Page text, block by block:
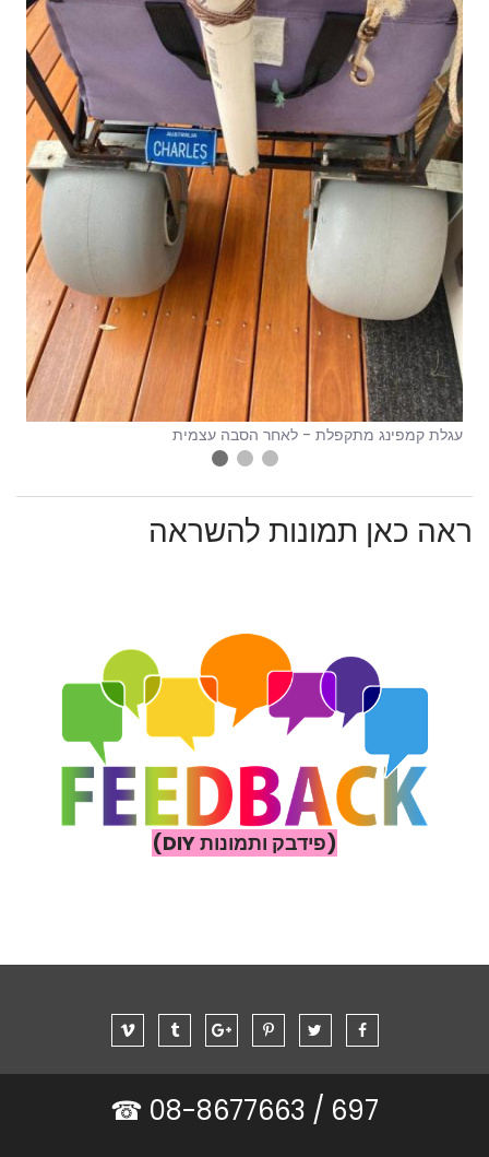
עגלת קמפינג מתקפלת - לאחר הסבה עצמית
ראה כאן תמונות להשראה
(פידבק ותמונות DIY)
697 /